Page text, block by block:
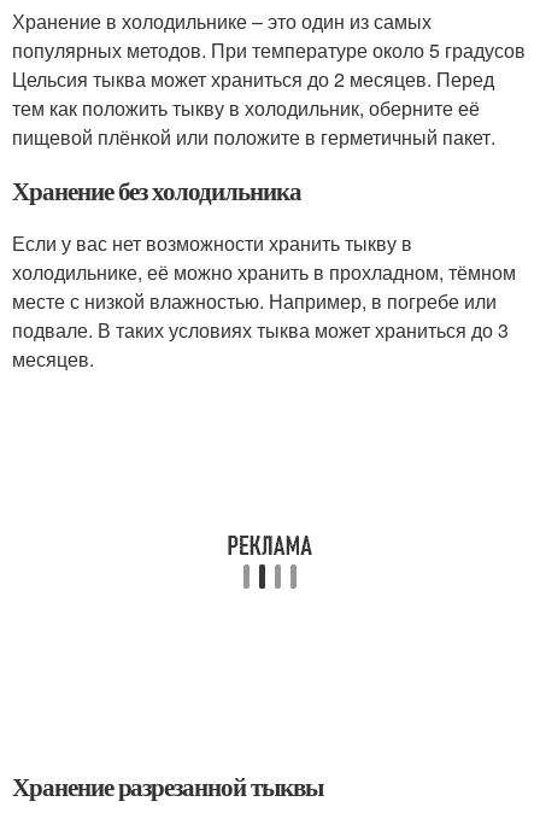
Хранение в холодильнике – это один из самых
популярных методов. При температуре около 5 градусов
Цельсия тыква может храниться до 2 месяцев. Перед
тем как положить тыкву в холодильник, оберните её
пищевой плёнкой или положите в герметичный пакет.
Хранение без холодильника
Если у вас нет возможности хранить тыкву в
холодильнике, её можно хранить в прохладном, тёмном
месте с низкой влажностью. Например, в погребе или
подвале. В таких условиях тыква может храниться до 3
месяцев.
Хранение разрезанной тыквы